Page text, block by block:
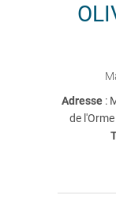
Adresse :
de